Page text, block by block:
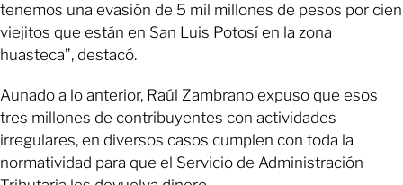
tenemos una evasión de 5 mil millones de pesos por cien
viejitos que están en San Luis Potosí en la zona
huasteca”, destacó.
Aunado a lo anterior, Raúl Zambrano expuso que esos
tres millones de contribuyentes con actividades
irregulares, en diversos casos cumplen con toda la
normatividad para que el Servicio de Administración